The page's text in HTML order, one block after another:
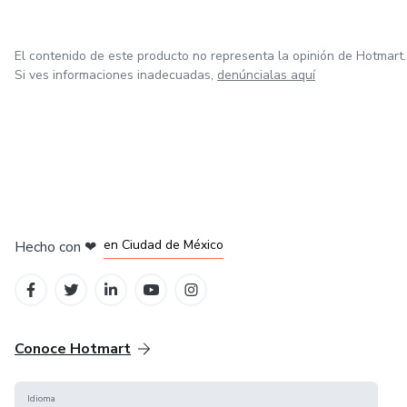
El contenido de este producto no representa la opinión de Hotmart.
Si ves informaciones inadecuadas, denúncialas aquí
Hecho con ❤ en Ciudad de México
Conoce Hotmart
Idioma